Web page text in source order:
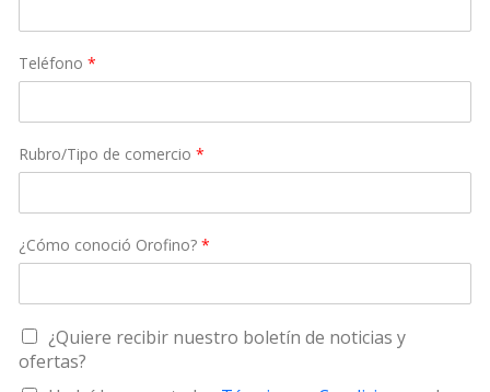
Teléfono *
Rubro/Tipo de comercio *
¿Cómo conoció Orofino? *
¿
Q
u
¿Quiere recibir nuestro boletín de noticias y
ofertas?